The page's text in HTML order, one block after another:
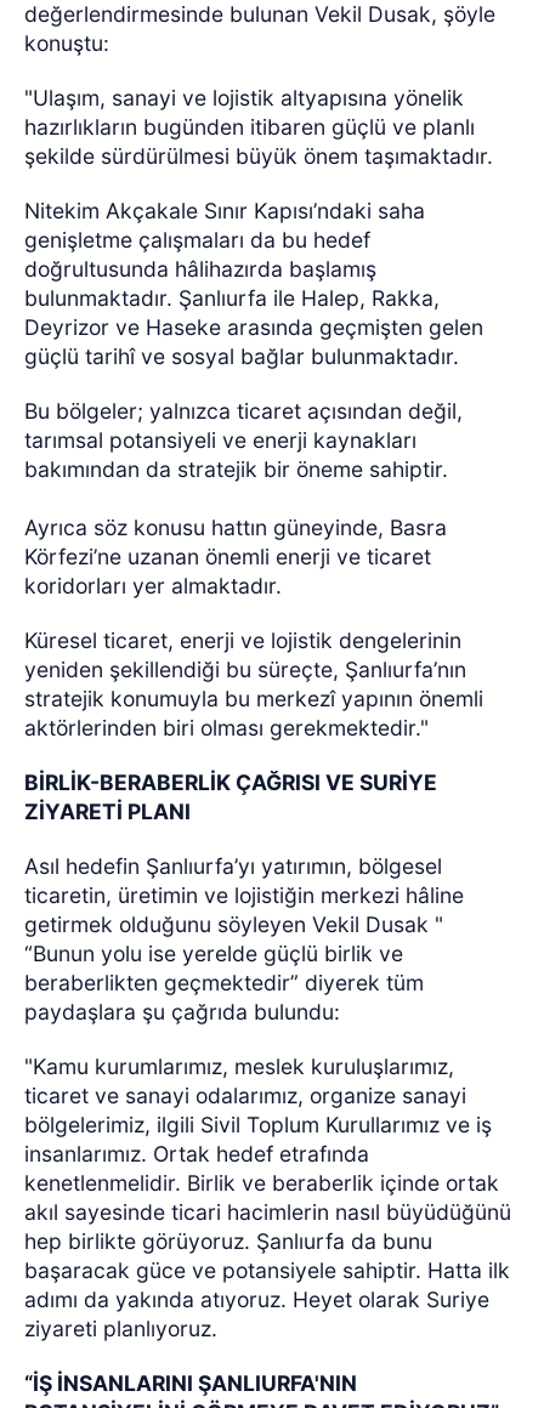
değerlendirmesinde bulunan Vekil Dusak, şöyle
konuştu:
"Ulaşım, sanayi ve lojistik altyapısına yönelik
hazırlıkların bugünden itibaren güçlü ve planlı
şekilde sürdürülmesi büyük önem taşımaktadır.
Nitekim Akçakale Sınır Kapısı’ndaki saha
genişletme çalışmaları da bu hedef
doğrultusunda hâlihazırda başlamış
bulunmaktadır. Şanlıurfa ile Halep, Rakka,
Deyrizor ve Haseke arasında geçmişten gelen
güçlü tarihî ve sosyal bağlar bulunmaktadır.
Bu bölgeler; yalnızca ticaret açısından değil,
tarımsal potansiyeli ve enerji kaynakları
bakımından da stratejik bir öneme sahiptir.
Ayrıca söz konusu hattın güneyinde, Basra
Körfezi’ne uzanan önemli enerji ve ticaret
koridorları yer almaktadır.
Küresel ticaret, enerji ve lojistik dengelerinin
yeniden şekillendiği bu süreçte, Şanlıurfa’nın
stratejik konumuyla bu merkezî yapının önemli
aktörlerinden biri olması gerekmektedir."
BİRLİK-BERABERLİK ÇAĞRISI VE SURİYE
ZİYARETİ PLANI
Asıl hedefin Şanlıurfa’yı yatırımın, bölgesel
ticaretin, üretimin ve lojistiğin merkezi hâline
getirmek olduğunu söyleyen Vekil Dusak "
“Bunun yolu ise yerelde güçlü birlik ve
beraberlikten geçmektedir” diyerek tüm
paydaşlara şu çağrıda bulundu:
"Kamu kurumlarımız, meslek kuruluşlarımız,
ticaret ve sanayi odalarımız, organize sanayi
bölgelerimiz, ilgili Sivil Toplum Kurullarımız ve iş
insanlarımız. Ortak hedef etrafında
kenetlenmelidir. Birlik ve beraberlik içinde ortak
akıl sayesinde ticari hacimlerin nasıl büyüdüğünü
hep birlikte görüyoruz. Şanlıurfa da bunu
başaracak güce ve potansiyele sahiptir. Hatta ilk
adımı da yakında atıyoruz. Heyet olarak Suriye
ziyareti planlıyoruz.
“İŞ İNSANLARINI ŞANLIURFA'NIN